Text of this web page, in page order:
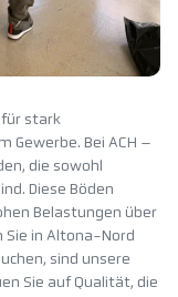
für stark
Gewerbe. Bei ACH –
die sowohl
Diese Böden
Belastungen über
Sie in Altona-Nord
sind unsere
Sie auf Qualität, die